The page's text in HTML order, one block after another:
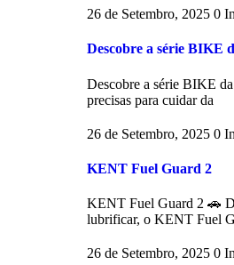
26 de Setembro, 2025 0 In
Descobre a série BIKE
Descobre a série BIKE
precisas para cuidar da
26 de Setembro, 2025 0 In
KENT Fuel Guard 2
KENT Fuel Guard 2 🚗
lubrificar, o KENT Fuel
26 de Setembro, 2025 0 In